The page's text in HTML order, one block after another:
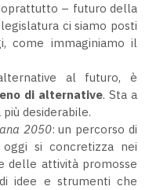
– futuro della
ci siamo posti
come immaginiamo il
al futuro, è
di alternative. Sta a
desiderabile.
2050: un percorso di
si concretizza nei
delle attività promosse
idee e strumenti che